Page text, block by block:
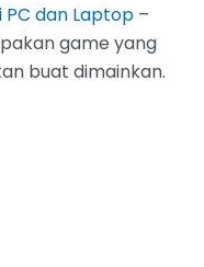
dan Laptop –
game yang
buat dimainkan.